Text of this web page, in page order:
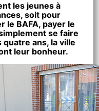
les jeunes à
soit pour
le BAFA, payer le
se faire
quatre ans, la ville
leur bonheur.